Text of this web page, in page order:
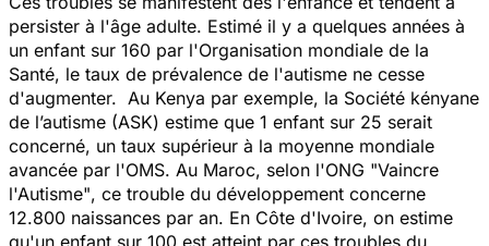
persister à l'âge adulte. Estimé il y a quelques années à
un enfant sur 160 par l'Organisation mondiale de la
Santé, le taux de prévalence de l'autisme ne cesse
d'augmenter. Au Kenya par exemple, la Société kényane
de l’autisme (ASK) estime que 1 enfant sur 25 serait
concerné, un taux supérieur à la moyenne mondiale
avancée par l'OMS. Au Maroc, selon l'ONG "Vaincre
l'Autisme", ce trouble du développement concerne
12.800 naissances par an. En Côte d'Ivoire, on estime